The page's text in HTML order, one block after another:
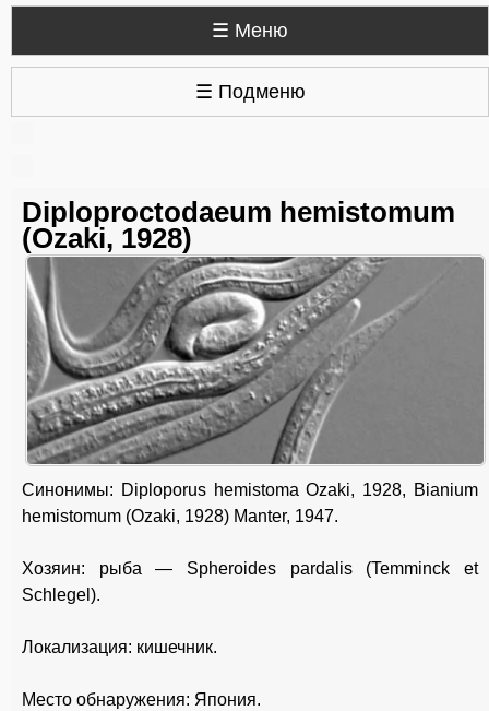
☰ Меню
☰ Подменю
Diploproctodaeum hemistomum
(Ozaki, 1928)
Синонимы: Diploporus hemistoma Ozaki, 1928, Bianium
hemistomum (Ozaki, 1928) Manter, 1947.
Хозяин: рыба — Spheroides pardalis (Temminck et
Schlegel).
Локализация: кишечник.
Место обнаружения: Япония.